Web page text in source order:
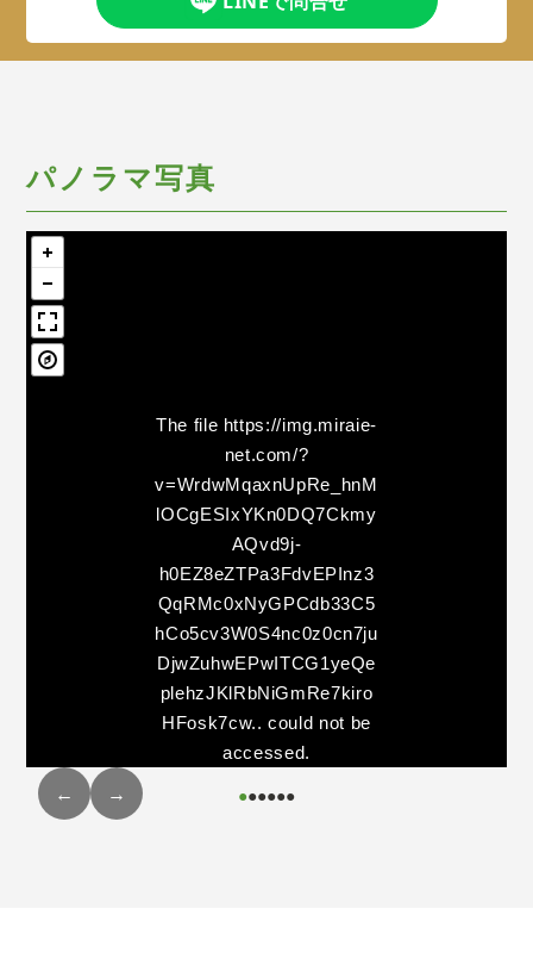
パノラマ写真
The file https://img.miraie-
net.com/?
v=WrdwMqaxnUpRe_hnM
lOCgESIxYKn0DQ7Ckmy
AQvd9j-
h0EZ8eZTPa3FdvEPInz3
QqRMc0xNyGPCdb33C5
hCo5cv3W0S4nc0z0cn7ju
DjwZuhwEPwITCG1yeQe
plehzJKlRbNiGmRe7kiro
HFosk7cw.. could not be
accessed.
← → ●●●●●●